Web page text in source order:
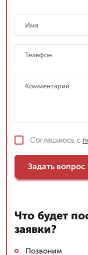
Соглашаюсь с
Задать вопрос
Что будет
заявки?
Позвоним